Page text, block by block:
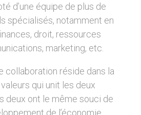
d’une équipe de plus de
spécialisés, notamment en
droit, ressources
marketing, etc.
collaboration réside dans la
qui unit les deux
deux ont le même souci de
de l’économie